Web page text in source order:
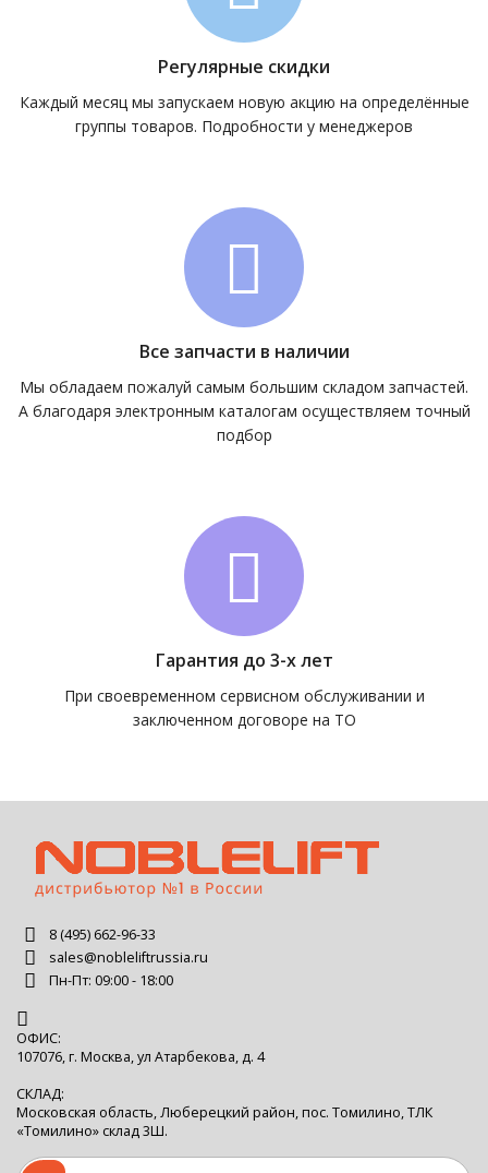
Регулярные скидки
Каждый месяц мы запускаем новую акцию на определённые
группы товаров. Подробности у менеджеров
Все запчасти в наличии
Мы обладаем пожалуй самым большим складом запчастей.
А благодаря электронным каталогам осуществляем точный
подбор
Гарантия до 3-х лет
При своевременном сервисном обслуживании и
заключенном договоре на ТО
8 (495) 662-96-33
sales@nobleliftrussia.ru
Пн-Пт: 09:00 - 18:00
ОФИС:
107076, г. Москва, ул Атарбекова, д. 4
СКЛАД:
Московская область, Люберецкий район, пос. Томилино, ТЛК
«Томилино» склад 3Ш.